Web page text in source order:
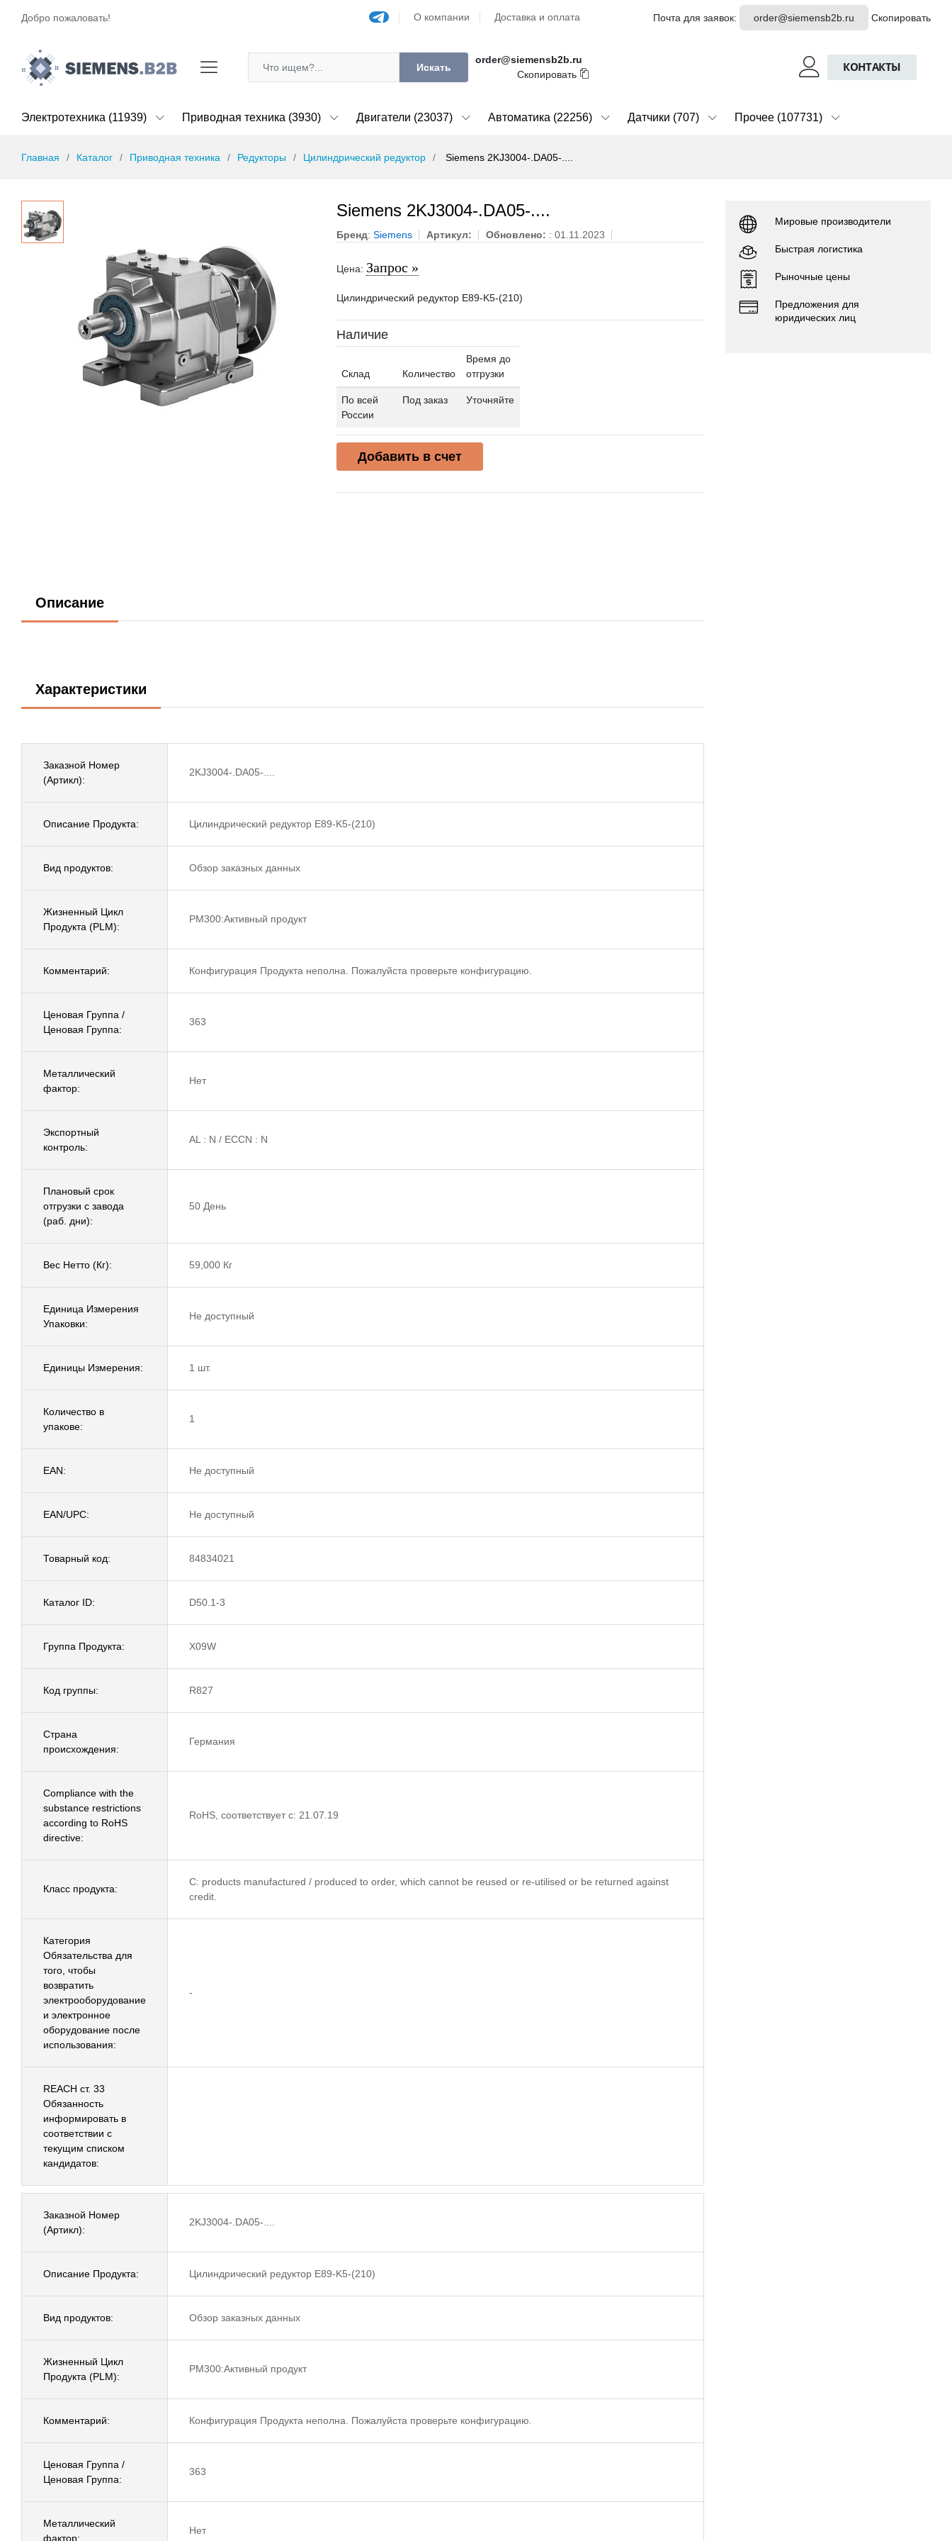
Добро пожаловать! О компании Доставка и оплата Почта для заявок: order@siemensb2b.ru Скопировать
Искать
order@siemensb2b.ru
Скопировать
КОНТАКТЫ
Электротехника (11939) Приводная техника (3930) Двигатели (23037) Автоматика (22256) Датчики (707) Прочее (107731)
Главная Каталог Приводная техника Редукторы Цилиндрический редуктор Siemens 2KJ3004-.DA05-....
Siemens 2KJ3004-.DA05-....
Бренд: Siemens Артикул: Обновлено: : 01.11.2023
Цена: Запрос »
Цилиндрический редуктор E89-K5-(210)
Наличие
Склад Количество
Время до
отгрузки
По всей
России
Под заказ Уточняйте
Добавить в счет
Описание
Характеристики
Заказной Номер
(Артикл):
2KJ3004-.DA05-....
Описание Продукта: Цилиндрический редуктор E89-K5-(210)
Вид продуктов: Обзор заказных данных
Жизненный Цикл
Продукта (PLM):
PM300:Активный продукт
Комментарий: Конфигурация Продукта неполна. Пожалуйста проверьте конфигурацию.
Ценовая Группа /
Ценовая Группа:
363
Металлический
фактор:
Нет
Экспортный
контроль:
AL : N / ECCN : N
Плановый срок
отгрузки с завода
(раб. дни):
50 День
Вес Нетто (Кг): 59,000 Кг
Единица Измерения
Упаковки:
Не доступный
Единицы Измерения: 1 шт.
Количество в
упакове:
1
EAN: Не доступный
EAN/UPC: Не доступный
Товарный код: 84834021
Каталог ID: D50.1-3
Группа Продукта: X09W
Код группы: R827
Страна
происхождения:
Германия
Compliance with the
substance restrictions
according to RoHS
directive:
RoHS, соответствует с: 21.07.19
Класс продукта:
C: products manufactured / produced to order, which cannot be reused or re-utilised or be returned against
credit.
Категория
Обязательства для
того, чтобы
возвратить
электрооборудование
и электронное
оборудование после
использования:
-
REACH ст. 33
Обязанность
информировать в
соответствии с
текущим списком
кандидатов:
Заказной Номер
(Артикл):
2KJ3004-.DA05-....
Описание Продукта: Цилиндрический редуктор E89-K5-(210)
Вид продуктов: Обзор заказных данных
Жизненный Цикл
Продукта (PLM):
PM300:Активный продукт
Комментарий: Конфигурация Продукта неполна. Пожалуйста проверьте конфигурацию.
Ценовая Группа /
Ценовая Группа:
363
Металлический
фактор:
Нет
Мировые производители
Быстрая логистика
Рыночные цены
Предложения для
юридических лиц